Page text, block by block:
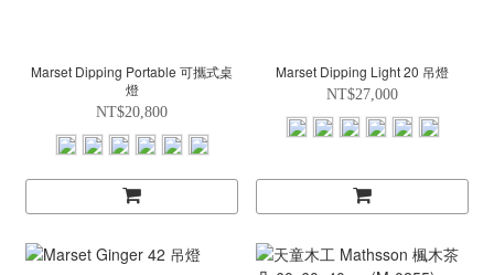
Marset Dipping Portable 可攜式桌
燈
NT$20,800
Marset Dipping Light 20 吊燈
NT$27,000